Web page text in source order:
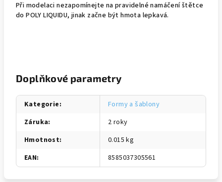
Při modelaci nezapomínejte na pravidelné namáčení štětce
do POLY LIQUIDU, jinak začne být hmota lepkavá.
Doplňkové parametry
Kategorie:
Formy a šablony
Záruka:
2 roky
Hmotnost:
0.015 kg
EAN: 8585037305561